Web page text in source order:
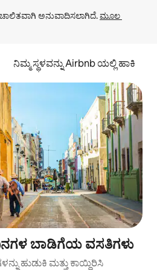
ಅನುವಾದಿಸಲಾಗಿದೆ. ಮೂಲ
ನಿಮ್ಮ ಸ್ಥಳವನ್ನು Airbnb ಯಲ್ಲಿ ಹಾಕಿ
ಬಾಡಿಗೆಯ ವಸತಿಗಳು
ಹುಡುಕಿ ಮತ್ತು ಕಾಯ್ದಿರಿಸಿ